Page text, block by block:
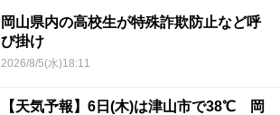
岡山県内の高校生が特殊詐欺防止など呼
び掛け
2026/8/5(水)18:11
【天気予報】6日(木)は津山市で38℃ 岡